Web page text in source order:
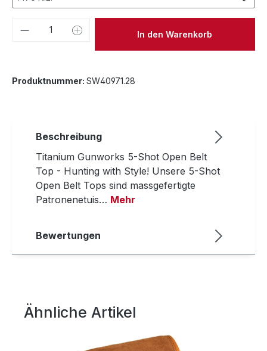
Produkt Anzahl: Gib denIn den Warenkorb
Produktnummer: SW40971.28
Beschreibung
Titanium Gunworks 5-Shot Open Belt
Top - Hunting with Style! Unsere 5-Shot
Open Belt Tops sind massgefertigte
Patronenetuis… Mehr
Bewertungen
Produktgalerie überspringen
Ähnliche Artikel